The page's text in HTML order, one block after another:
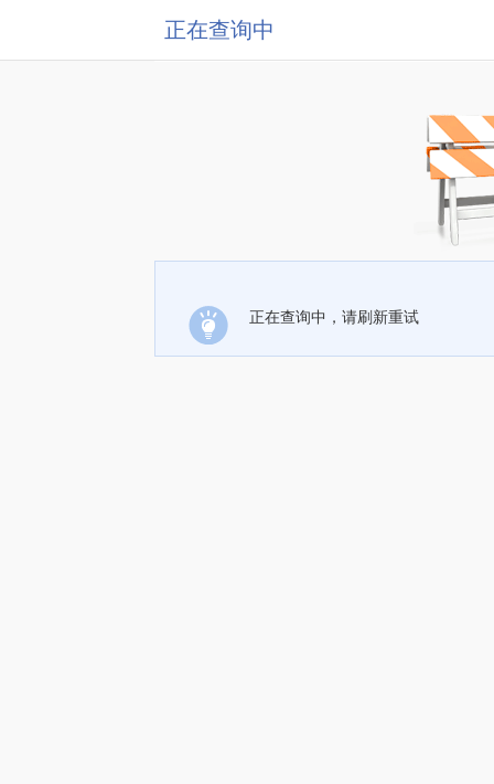
正在查询中
正在查询中，请刷新重试